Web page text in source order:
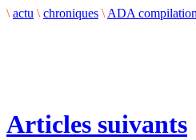
\ actu \ chroniques \ ADA
Articles suivants